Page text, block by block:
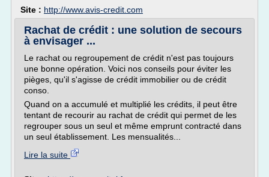
Site : http://www.avis-credit.com
Rachat de crédit : une solution de secours
à envisager ...
Le rachat ou regroupement de crédit n'est pas toujours
une bonne opération. Voici nos conseils pour éviter les
pièges, qu'il s'agisse de crédit immobilier ou de crédit
conso.
Quand on a accumulé et multiplié les crédits, il peut être
tentant de recourir au rachat de crédit qui permet de les
regrouper sous un seul et même emprunt contracté dans
un seul établissement. Les mensualités...
Lire la suite